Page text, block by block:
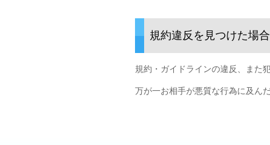
規約違反を見つけた場
規約・ガイドラインの違反、また
万が一お相手が悪質な行為に及ん